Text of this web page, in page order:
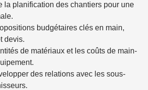
la planification des chantiers pour une
budgétaires clés en main,
devis.
de matériaux et les coûts de main-
des relations avec les sous-